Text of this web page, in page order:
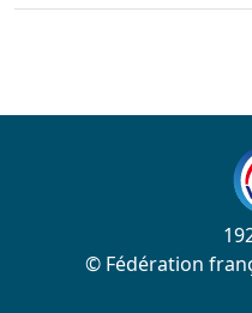
© Fédération